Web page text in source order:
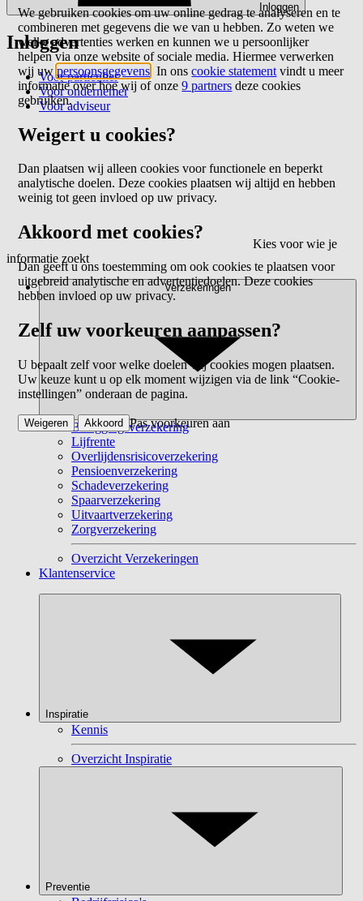
Inloggen
Inloggen
Voor particulier
Voor ondernemer
Voor adviseur
Kies voor wie je
informatie zoekt
Verzekeringen
Beleggingsverzekering
Lijfrente
Overlijdensrisicoverzekering
Pensioenverzekering
Schadeverzekering
Spaarverzekering
Uitvaartverzekering
Zorgverzekering
Overzicht Verzekeringen
Klantenservice
Inspiratie
Kennis
Overzicht Inspiratie
Preventie
We gebruiken cookies om uw online gedrag te analyseren en te
combineren met gegevens die we van u hebben. Zo weten we
welke advertenties werken en kunnen we u persoonlijker
helpen via onze website of sociale media. Hiermee verwerken
wij uwpersoonsgegevens . In onscookie statement vindt u meer
informatie over hoe wij of onze9 partners deze cookies
gebruiken.
Weigert u cookies?
Dan plaatsen wij alleen cookies voor functionele en beperkt
analytische doelen. Deze cookies plaatsen wij altijd en hebben
weinig tot geen invloed op uw privacy.
Akkoord met cookies?
Dan geeft u ons toestemming om ook cookies te plaatsen voor
uitgebreid analytische en advertentiedoelen. Deze cookies
hebben invloed op uw privacy.
Zelf uw voorkeuren aanpassen?
U bepaalt zelf voor welke doelen wij cookies mogen plaatsen.
Uw keuze kunt u op elk moment wijzigen via de link “Cookie-
instellingen” onderaan de pagina.
Pas voorkeuren aan
Weigeren Akkoord